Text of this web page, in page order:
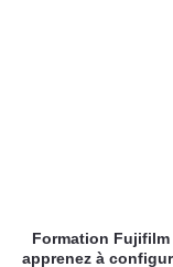
Formation Fujifilm
apprenez à